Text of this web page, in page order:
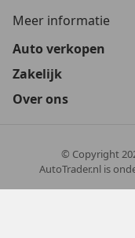
Meer informatie
Auto verkopen
Zakelijk
Over ons
© Copyright
AutoTrader.nl is